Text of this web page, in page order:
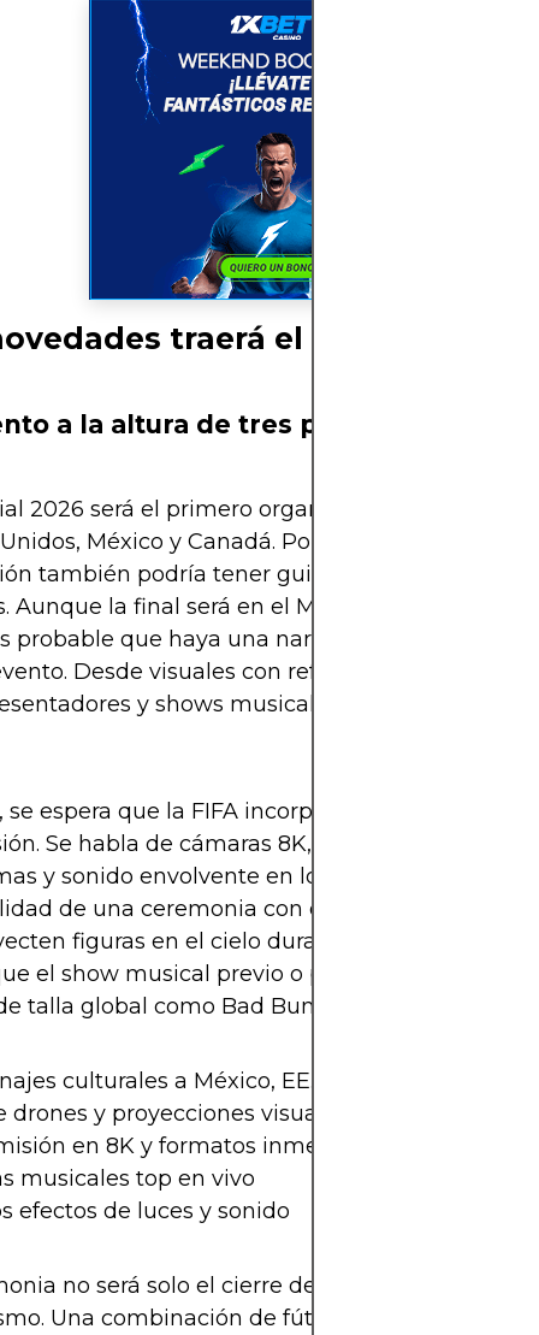
traerá el 2026?
a la altura de tres países sede
2026 será el primero organizado por tres
México y Canadá. Por eso, la ceremonia
también podría tener guiños culturales de las
Aunque la final será en el MetLife Stadium en
probable que haya una narrativa compartida
Desde visuales con referencias a las tres
y shows musicales que representen
se espera que la FIFA incorpore tecnología de
Se habla de cámaras 8K, realidad
y sonido envolvente en los estadios. Incluso
de una ceremonia con drones al estilo
figuras en el cielo durante la entrega del
el show musical previo o posterior podría
talla global como Bad Bunny, Drake o The
culturales a México, EE.UU. y Canadá
drones y proyecciones visuales
en 8K y formatos inmersivos
musicales top en vivo
efectos de luces y sonido
no será solo el cierre del torneo, será un
Una combinación de fútbol, cultura pop y